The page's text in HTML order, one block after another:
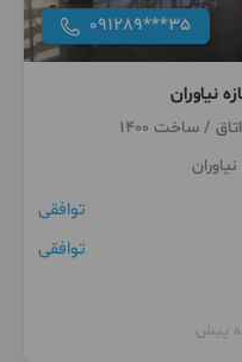
091289***35
توافقی
توافقی